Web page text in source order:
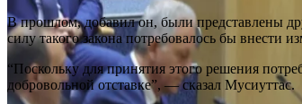
В прошлом, добавил он, были представлены
силу такого закона потребовалось бы внести
“Поскольку для принятия этого решения
добровольной отставке”, — сказал Мусиуттас.